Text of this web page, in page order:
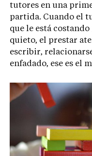
tutores en una
partida. Cuando el
que le está
quieto, el prestar
escribir,
enfadado, ese es el